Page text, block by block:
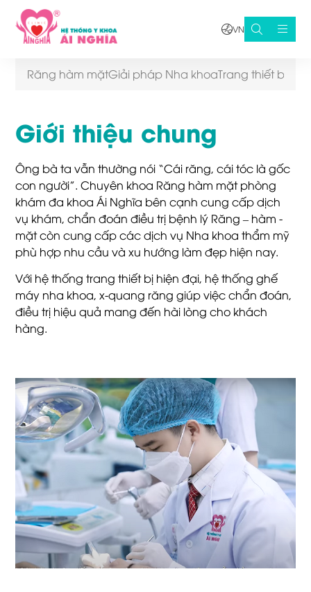
VN
Răng hàm mặtGiải pháp Nha khoaTrang thiết bị
Giới thiệu chung
Ông bà ta vẫn thường nói “Cái răng, cái tóc là gốc
con người”. Chuyên khoa Răng hàm mặt phòng
khám đa khoa Ái Nghĩa bên cạnh cung cấp dịch
vụ khám, chẩn đoán điều trị bệnh lý Răng – hàm -
mặt còn cung cấp các dịch vụ Nha khoa thẩm mỹ
phù hợp nhu cầu và xu hướng làm đẹp hiện nay.
Với hệ thống trang thiết bị hiện đại, hệ thống ghế
máy nha khoa, x-quang răng giúp việc chẩn đoán,
điều trị hiệu quả mang đến hài lòng cho khách
hàng.